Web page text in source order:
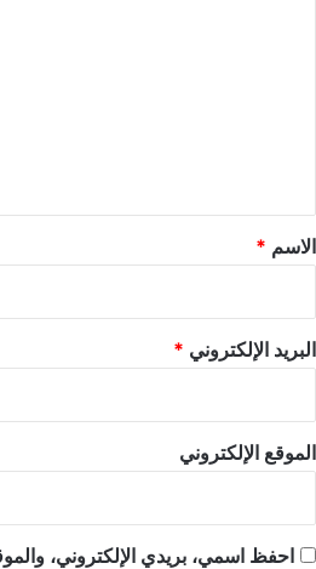
*
الاسم *
البريد الإلكتروني *
الموقع الإلكتروني
احفظ اسمي، بريدي الإلكتروني،